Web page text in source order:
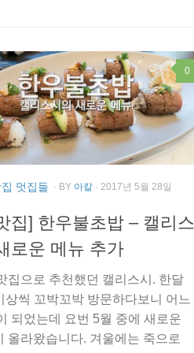
0
멋집들 · BY 아칼 · 2017년 5월 28일
집] 한우불초밥 – 캘리스
로운 메뉴 추가
집으로 추천했던 캘리스시. 한달
상씩 꼬박꼬박 방문하다보니 어느
되었는데 요번 5월 중에 새로운
올라왔습니다. 겨울에는 죽으로